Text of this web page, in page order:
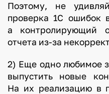
Поэтому, не
проверка 1С ошибок
а контролирующий
отчета из-за
2) Еще одно любимое
выпустить новые
На их реализацию в